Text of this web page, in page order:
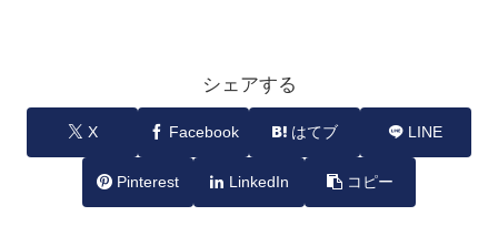
シェアする
X Facebook はてブ LINE
Pinterest LinkedIn コピー